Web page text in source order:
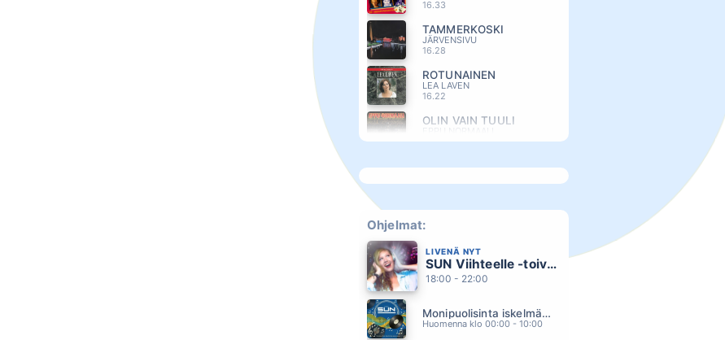
16.33
TAMMERKOSKI
JÄRVENSIVU
16.28
ROTUNAINEN
LEA LAVEN
16.22
OLIN VAIN TUULI
16.13
SYTTYNYT SAMMUMAAN
16.09
COTTON EYE JOE
REDNEX
16.02
PIENTA UNELMAA
CHARLES PLOGMAN
15.56
JARKKO AHOLA
15.52
Ohjelmat:
LIVENÄ NYT
SUN Viihteelle -toivekonsertti
18:00 - 22:00
Monipuolisinta iskelmää ja parasta poppia
Huomenna klo 00:00 - 10:00